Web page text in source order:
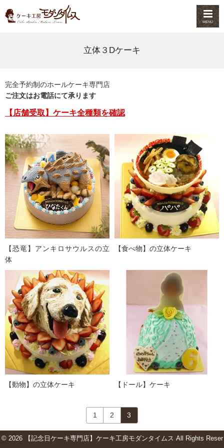
MENU
立体３Dケーキ
完全予約制のホールケーキ専門店
ご注文はお電話にて承ります
【店舗受取】ケーキ全種類を確認
【恐竜】アンキロサウルスの立
体
【食べ物】の立体ケーキ
【動物】の立体ケーキ 【ドール】ケーキ
1 2 3
© 2026 【記念日ケーキ専門店】ケーキ工房モダンタイムス All Rights Reser